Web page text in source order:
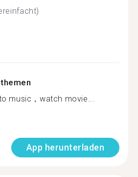
music，watch movie...
App herunterladen